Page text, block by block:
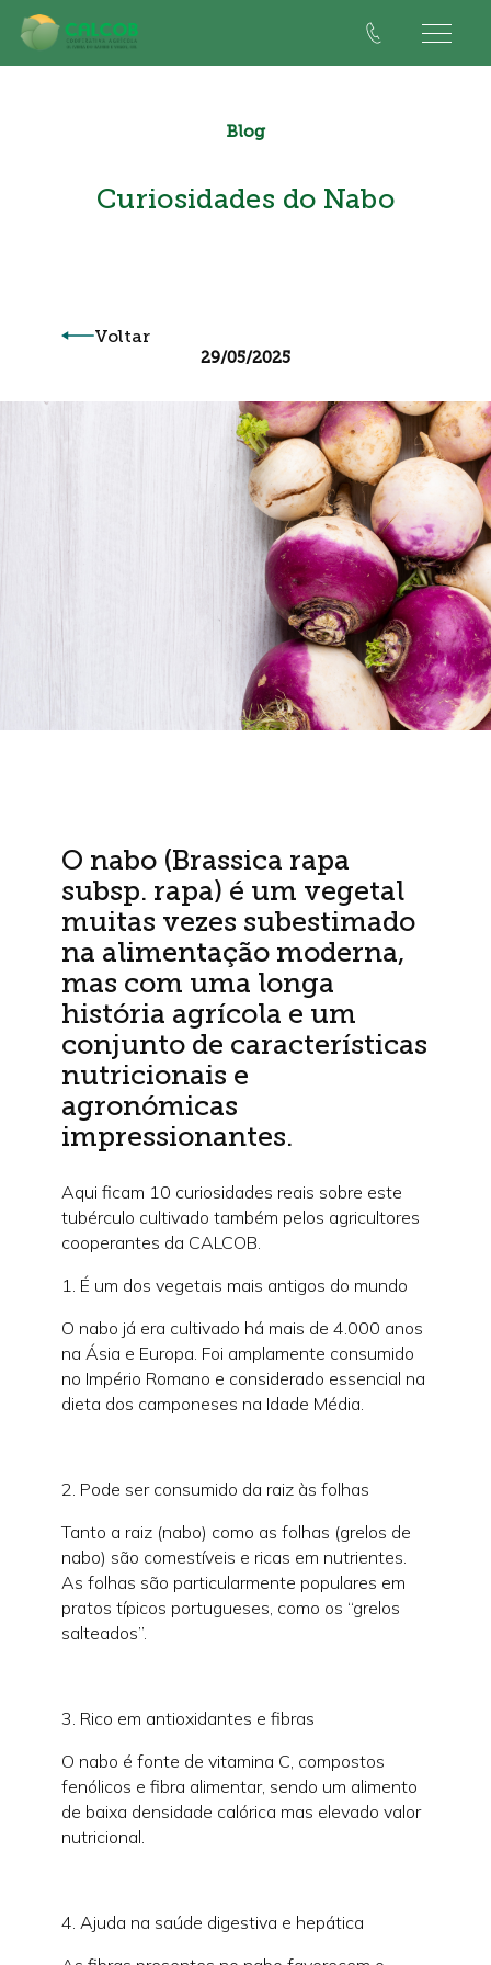
Blog
Curiosidades do Nabo
Voltar
29/05/2025
O nabo (Brassica rapa
subsp. rapa) é um vegetal
muitas vezes subestimado
na alimentação moderna,
mas com uma longa
história agrícola e um
conjunto de características
nutricionais e
agronómicas
impressionantes.
Aqui ficam 10 curiosidades reais sobre este
tubérculo cultivado também pelos agricultores
cooperantes da CALCOB.
1. É um dos vegetais mais antigos do mundo
O nabo já era cultivado há mais de 4.000 anos
na Ásia e Europa. Foi amplamente consumido
no Império Romano e considerado essencial na
dieta dos camponeses na Idade Média.
2. Pode ser consumido da raiz às folhas
Tanto a raiz (nabo) como as folhas (grelos de
nabo) são comestíveis e ricas em nutrientes.
As folhas são particularmente populares em
pratos típicos portugueses, como os “grelos
salteados”.
3. Rico em antioxidantes e fibras
O nabo é fonte de vitamina C, compostos
fenólicos e fibra alimentar, sendo um alimento
de baixa densidade calórica mas elevado valor
nutricional.
4. Ajuda na saúde digestiva e hepática